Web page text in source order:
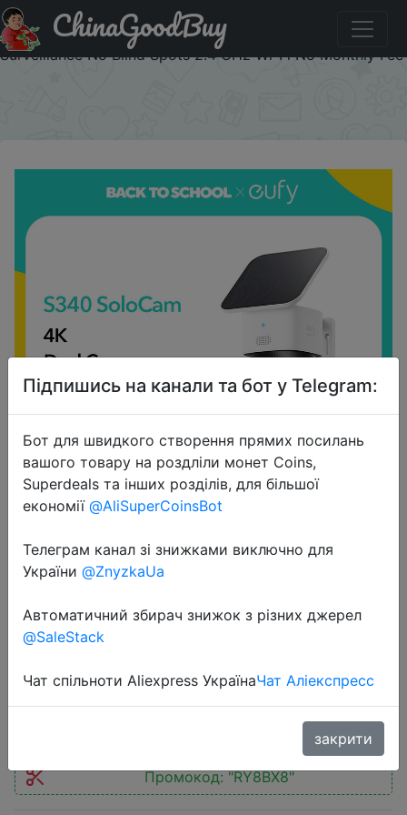
Промокод на знижку RY8BX8 eufy SoloCam S340 Solar
Security Camera Wireless Outdoor Camera 360°
Surveillance No Blind Spots 2.4 GHz Wi-Fi No Monthly Fee
ChinaGoodBuy
eufy SoloCam S340 Solar Security
Camera Wireless Outdoor Camera
360° Surveillance No Blind Spots
2.4 GHz Wi-Fi No Monthly Fee
$78.51
Промокод:"RY8BX8"
Підпишись на канали та бот у Telegram:
Бот для швидкого створення прямих посилань
вашого товару на роздліли монет Coins,
Superdeals та інших розділів, для більшої
економії @AliSuperCoinsBot
Телеграм канал зі знижками виключно для
України @ZnyzkaUa
Автоматичний збирач знижок з різних джерел
@SaleStack
Чат спільноти Aliexpress УкраїнаЧат Аліекспресс
закрити